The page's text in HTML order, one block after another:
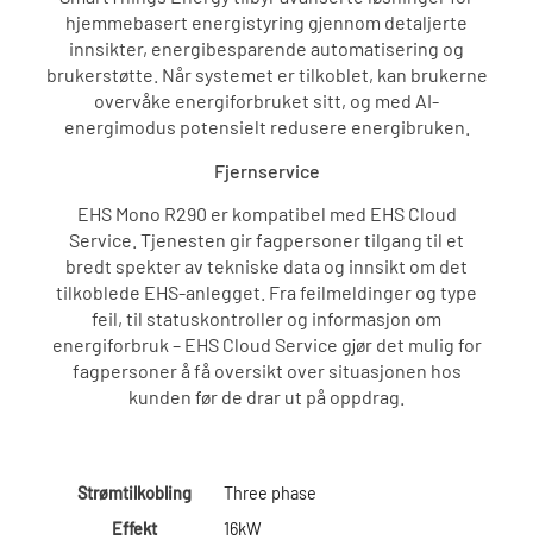
hjemmebasert energistyring gjennom detaljerte
innsikter, energibesparende automatisering og
brukerstøtte. Når systemet er tilkoblet, kan brukerne
overvåke energiforbruket sitt, og med AI-
energimodus potensielt redusere energibruken.
Fjernservice
EHS Mono R290 er kompatibel med EHS Cloud
Service. Tjenesten gir fagpersoner tilgang til et
bredt spekter av tekniske data og innsikt om det
tilkoblede EHS-anlegget. Fra feilmeldinger og type
feil, til statuskontroller og informasjon om
energiforbruk – EHS Cloud Service gjør det mulig for
fagpersoner å få oversikt over situasjonen hos
kunden før de drar ut på oppdrag.
Strømtilkobling
Three phase
Effekt
16kW